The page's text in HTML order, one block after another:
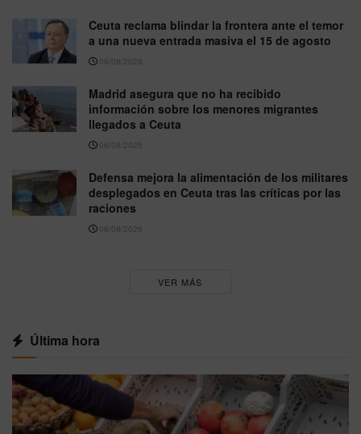
Ceuta reclama blindar la frontera ante el temor
a una nueva entrada masiva el 15 de agosto
06/08/2026
Madrid asegura que no ha recibido
información sobre los menores migrantes
llegados a Ceuta
06/08/2026
Defensa mejora la alimentación de los militares
desplegados en Ceuta tras las críticas por las
raciones
06/08/2026
VER MÁS
Última hora